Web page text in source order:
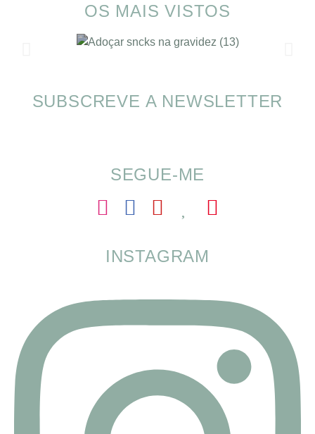
OS MAIS VISTOS
Alimentação nas férias com SOMP
SUBSCREVE A NEWSLETTER
SEGUE-ME
INSTAGRAM